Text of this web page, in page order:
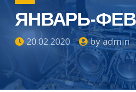
ЯНВАРЬ-
20.02.2020 by admin